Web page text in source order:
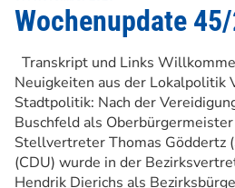
Wochenupdate
Transkript und Links
Neuigkeiten aus der Lokalpolitik
Stadtpolitik: Nach der
Buschfeld als
Stellvertreter Thomas Göddertz
(CDU) wurde in der
Hendrik Dierichs als